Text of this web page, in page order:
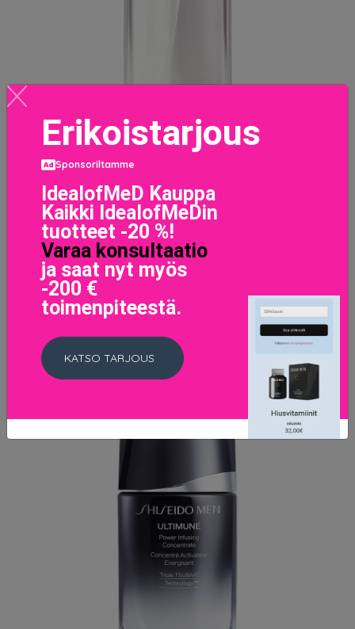
Shiseido Treatment Softener, 150 ml Shiseido
50.8 EUR63.5 EUR
LISÄTIETOJA
Erikoistarjous
Sponsoriltamme
IdealofMeD Kauppa
Kaikki IdealofMeDin
tuotteet -20 %!
Varaa konsultaatio
ja saat nyt myös
-200 €
toimenpiteestä.
KATSO TARJOUS